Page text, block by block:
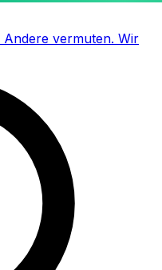
Andere vermuten. Wir